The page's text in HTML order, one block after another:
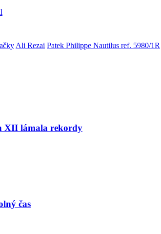
Ali Rezai Patek Philippe Nautilus ref. 5980/1R
XII lámala rekordy
čas